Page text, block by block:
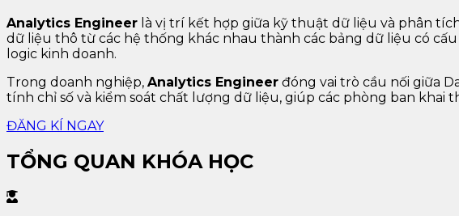
Analytics Engineer là vị trí kết hợp giữa kỹ thuật dữ liệu và phân
dữ liệu thô từ các hệ thống khác nhau thành các bảng dữ liệu có
logic kinh doanh.
Trong doanh nghiệp, Analytics Engineer đóng vai trò cầu nối giữa
tính chỉ số và kiểm soát chất lượng dữ liệu, giúp các phòng ban
ĐĂNG KÍ NGAY
TỔNG QUAN KHÓA HỌC